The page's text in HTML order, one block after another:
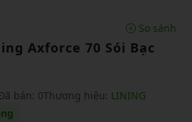
So sánh
Axforce 70 Sói Bạc
bán: 0Thương hiệu: LINING